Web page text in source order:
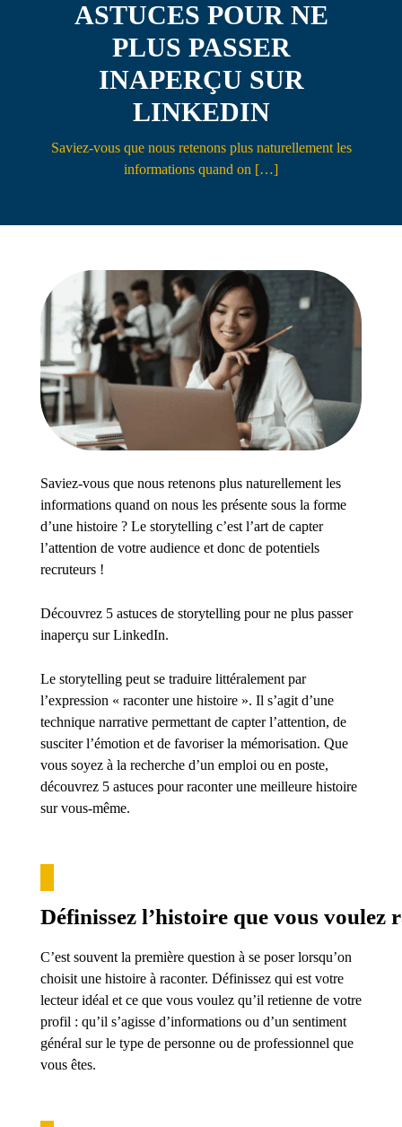
ASTUCES POUR NE
PLUS PASSER
INAPERÇU SUR
LINKEDIN
Saviez-vous que nous retenons plus naturellement les
informations quand on […]
Saviez-vous que nous retenons plus naturellement les
informations quand on nous les présente sous la forme
d’une histoire ? Le storytelling c’est l’art de capter
l’attention de votre audience et donc de potentiels
recruteurs !
Découvrez 5 astuces de storytelling pour ne plus passer
inaperçu sur LinkedIn.
Le storytelling peut se traduire littéralement par
l’expression « raconter une histoire ». Il s’agit d’une
technique narrative permettant de capter l’attention, de
susciter l’émotion et de favoriser la mémorisation. Que
vous soyez à la recherche d’un emploi ou en poste,
découvrez 5 astuces pour raconter une meilleure histoire
sur vous-même.
Définissez l’histoire que vous voulez
C’est souvent la première question à se poser lorsqu’on
choisit une histoire à raconter. Définissez qui est votre
lecteur idéal et ce que vous voulez qu’il retienne de votre
profil : qu’il s’agisse d’informations ou d’un sentiment
général sur le type de personne ou de professionnel que
vous êtes.